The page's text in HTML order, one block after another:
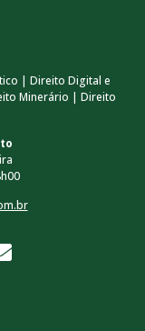
| Direito Digital e
Minerário | Direito